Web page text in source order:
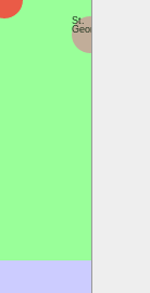
St.
Georgen